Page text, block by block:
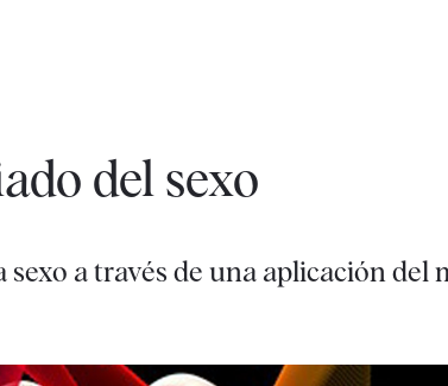
del sexo
sexo a través de una aplicación del